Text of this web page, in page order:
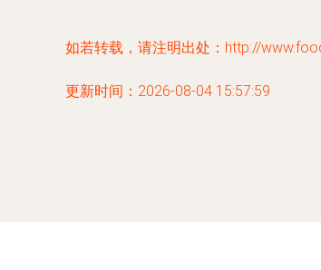
如若转载，请注明出处：http://
更新时间：2026-08-04 15:57:59